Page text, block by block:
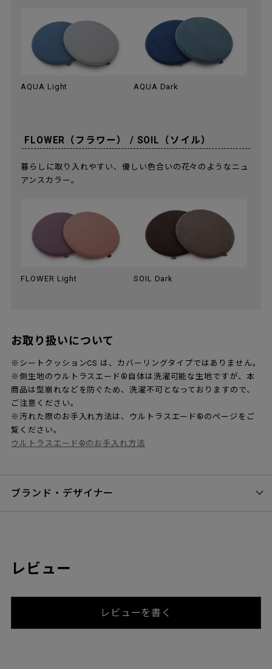
AQUA Light AQUA Dark
FLOWER（フラワー） / SOIL（ソイル）
暮らしに取り入れやすい、優しい色合いの花々のようなニュ
アンスカラー。
FLOWER Light SOIL Dark
お取り扱いについて
※シートクッションCS は、カバーリングタイプではありません。
※側生地のウルトラスエード®自体は洗濯可能な生地ですが、本
商品は型崩れなどを防ぐため、洗濯不可となっておりますので、
ご注意ください。
※汚れた際のお手入れ方法は、ウルトラスエード®のページをご
覧ください。
ウルトラスエード®のお手入れ方法
ブランド・デザイナー
レビュー
レビューを書く